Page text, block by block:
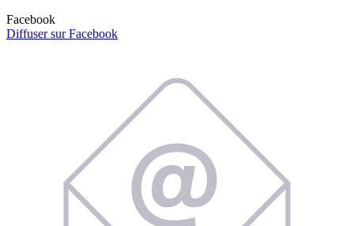
Facebook
Diffuser sur Facebook